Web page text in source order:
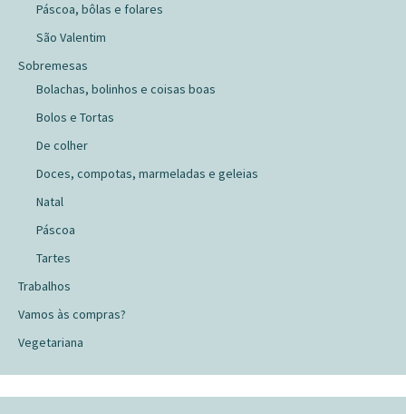
Páscoa, bôlas e folares
São Valentim
Sobremesas
Bolachas, bolinhos e coisas boas
Bolos e Tortas
De colher
Doces, compotas, marmeladas e geleias
Natal
Páscoa
Tartes
Trabalhos
Vamos às compras?
Vegetariana